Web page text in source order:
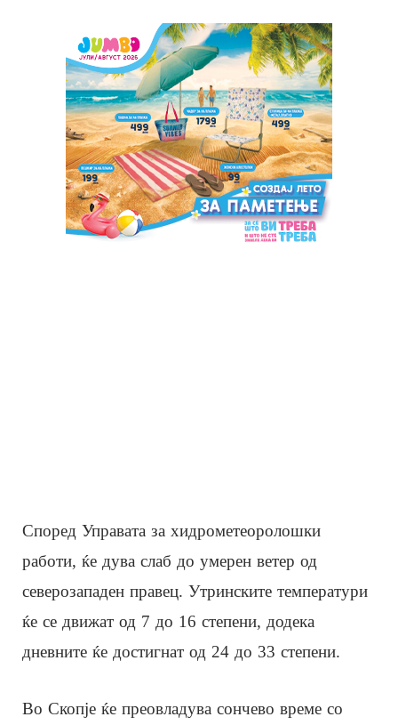
Според Управата за хидрометеоролошки
работи, ќе дува слаб до умерен ветер од
северозападен правец. Утринските температури
ќе се движат од 7 до 16 степени, додека
дневните ќе достигнат од 24 до 33 степени.
Во Скопје ќе преовладува сончево време со